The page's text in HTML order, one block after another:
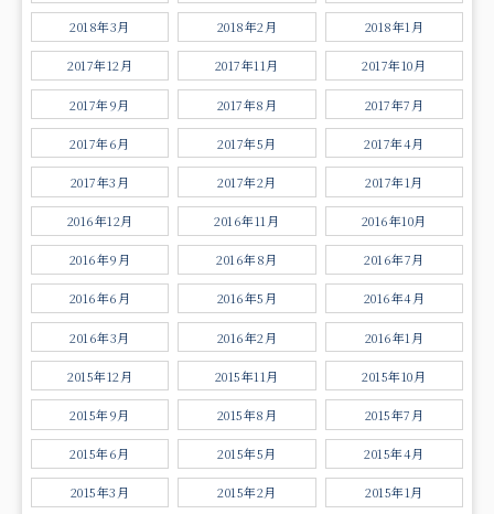
2018年3月 2018年2月 2018年1月
2017年12月 2017年11月 2017年10月
2017年9月 2017年8月 2017年7月
2017年6月 2017年5月 2017年4月
2017年3月 2017年2月 2017年1月
2016年12月 2016年11月 2016年10月
2016年9月 2016年8月 2016年7月
2016年6月 2016年5月 2016年4月
2016年3月 2016年2月 2016年1月
2015年12月 2015年11月 2015年10月
2015年9月 2015年8月 2015年7月
2015年6月 2015年5月 2015年4月
2015年3月 2015年2月 2015年1月